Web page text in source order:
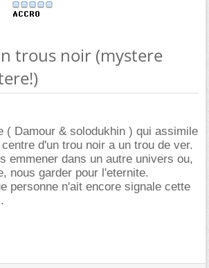
trous noir (mystere
( Damour & solodukhin ) qui assimile
d'un trou noir a un trou de ver.
emmener dans un autre univers ou,
nous garder pour l'eternite.
personne n'ait encore signale cette